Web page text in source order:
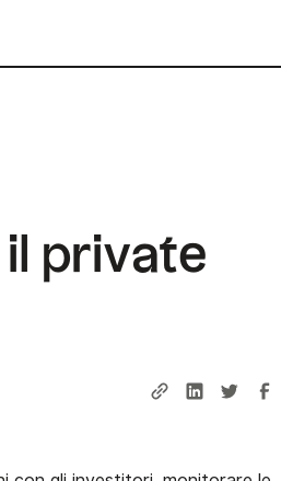
il private